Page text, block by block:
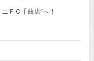
ＦＣ千曲店”へ！